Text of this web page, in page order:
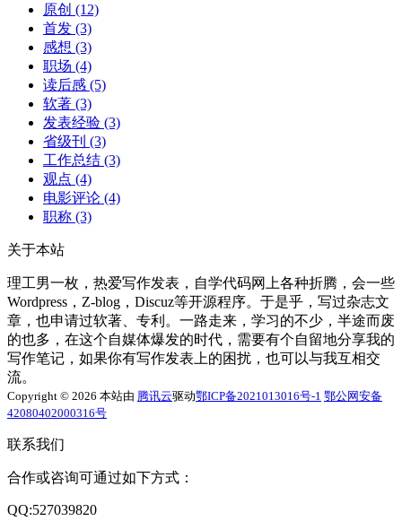
原创 (12)
首发 (3)
感想 (3)
职场 (4)
读后感 (5)
软著 (3)
发表经验 (3)
省级刊 (3)
工作总结 (3)
观点 (4)
电影评论 (4)
职称 (3)
关于本站
理工男一枚，热爱写作发表，自学代码网上各种折腾，会一些
Wordpress，Z-blog，Discuz等开源程序。于是乎，写过杂志文
章，也申请过软著、专利。一路走来，学习的不少，半途而废
的也多，在这个自媒体爆发的时代，需要有个自留地分享我的
写作笔记，如果你有写作发表上的困扰，也可以与我互相交
流。
Copyright © 2026 本站由 腾讯云驱动鄂ICP备2021013016号-1 鄂公网安备
42080402000316号
联系我们
合作或咨询可通过如下方式：
QQ:527039820